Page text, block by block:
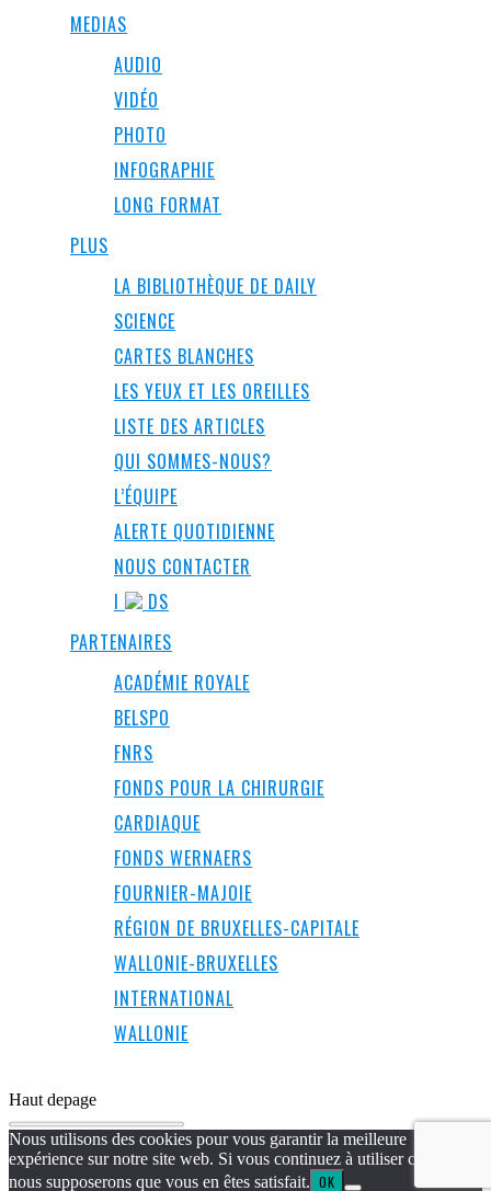
MEDIAS
AUDIO
VIDÉO
PHOTO
INFOGRAPHIE
LONG FORMAT
PLUS
LA BIBLIOTHÈQUE DE DAILY
SCIENCE
CARTES BLANCHES
LES YEUX ET LES OREILLES
LISTE DES ARTICLES
QUI SOMMES-NOUS?
L’ÉQUIPE
ALERTE QUOTIDIENNE
NOUS CONTACTER
I
DS
PARTENAIRES
ACADÉMIE ROYALE
BELSPO
FNRS
FONDS POUR LA CHIRURGIE
CARDIAQUE
FONDS WERNAERS
FOURNIER-MAJOIE
RÉGION DE BRUXELLES-CAPITALE
WALLONIE-BRUXELLES
INTERNATIONAL
WALLONIE
Haut depage
Nous utilisons des cookies pour vous garantir la meilleure
expérience sur notre site web. Si vous continuez à utiliser ce site,
nous supposerons que vous en êtes satisfait. OK